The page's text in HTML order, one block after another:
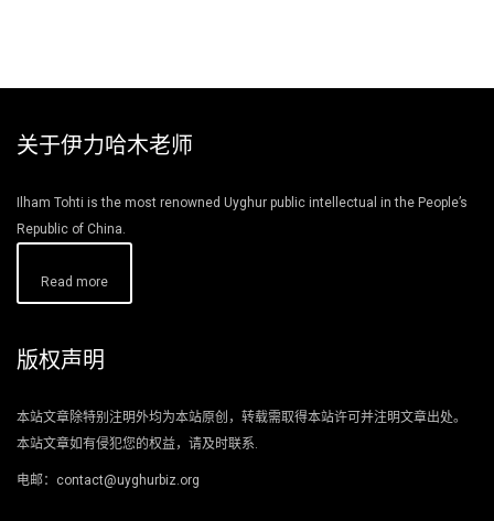
关于伊力哈木老师
Ilham Tohti is the most renowned Uyghur public intellectual in the People’s
Republic of China.
Read more
版权声明
本站文章除特别注明外均为本站原创，转载需取得本站许可并注明文章出处。
本站文章如有侵犯您的权益，请及时联系.
电邮：contact@uyghurbiz.org